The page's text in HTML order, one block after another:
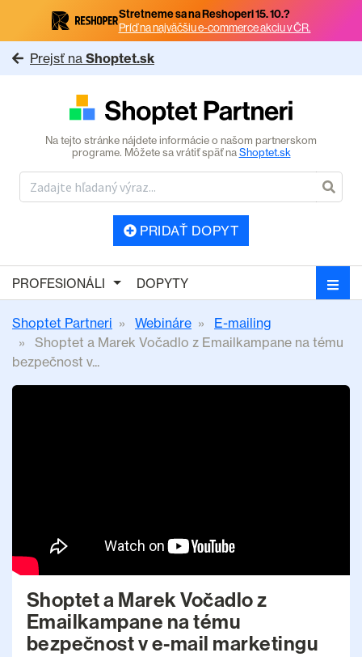
Stretneme sa na Reshoperi 15. 10.?
Príď na najväčšiu e-commerce akciu v ČR.
Prejsť na Shoptet.sk
Na tejto stránke nájdete informácie o našom partnerskom
programe. Môžete sa vrátiť späť naShoptet.sk
PRIDAŤ DOPYT
PROFESIONÁLI DOPYTY
Shoptet Partneri Webináre
E-mailing
Shoptet a Marek Vočadlo z Emailkampane na tému
bezpečnost v...
Shoptet a Marek Vočadlo z
Emailkampane na tému
bezpečnost v e-mail marketingu